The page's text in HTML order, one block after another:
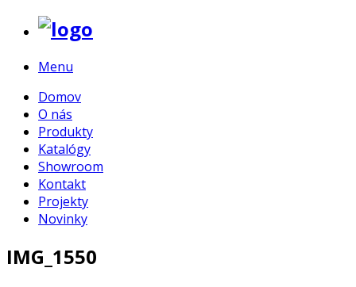
Menu
Domov
O nás
Produkty
Katalógy
Showroom
Kontakt
Projekty
Novinky
IMG_1550